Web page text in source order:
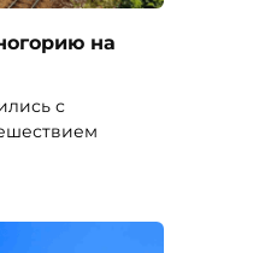
на
с